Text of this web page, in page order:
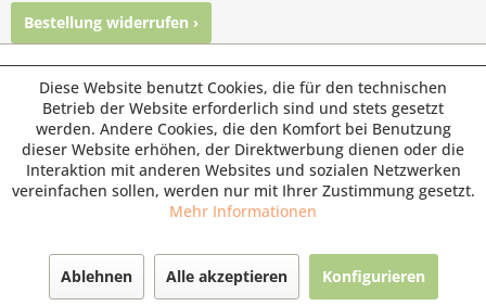
Bestellung widerrufen ›
© Paul's Mühle | Inhaber: Christof Paul e.K. | Westring 2 |
45659 Recklinghausen
Fax: 02361 -28831 | E-Mail: info@pauls-muehle.de
Diese Website benutzt Cookies, die für den technischen
Betrieb der Website erforderlich sind und stets gesetzt
werden. Andere Cookies, die den Komfort bei Benutzung
dieser Website erhöhen, der Direktwerbung dienen oder die
Interaktion mit anderen Websites und sozialen Netzwerken
vereinfachen sollen, werden nur mit Ihrer Zustimmung gesetzt.
Mehr Informationen
Ablehnen Alle akzeptieren Konfigurieren